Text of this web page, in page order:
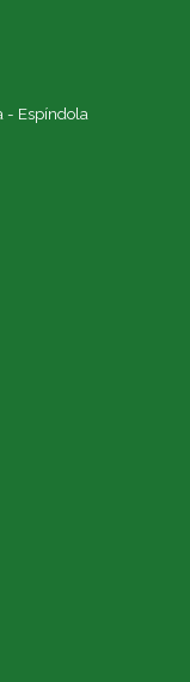
- Espíndola